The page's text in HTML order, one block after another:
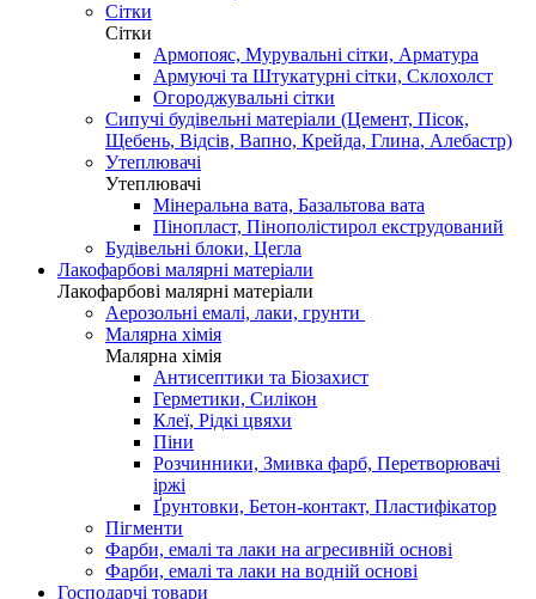
Сітки
Сітки
Армопояс, Мурувальні сітки, Арматура
Армуючі та Штукатурні сітки, Склохолст
Огороджувальні сітки
Сипучі будівельні матеріали (Цемент, Пісок,
Щебень, Відсів, Вапно, Крейда, Глина, Алебастр)
Утеплювачі
Утеплювачі
Мінеральна вата, Базальтова вата
Пінопласт, Пінополістирол екструдований
Будівельні блоки, Цегла
Лакофарбові малярні матеріали
Лакофарбові малярні матеріали
Аерозольні емалі, лаки, грунти
Малярна хімія
Малярна хімія
Антисептики та Біозахист
Герметики, Силікон
Клеї, Рідкі цвяхи
Піни
Розчинники, Змивка фарб, Перетворювачі
іржі
Ґрунтовки, Бетон-контакт, Пластифікатор
Пігменти
Фарби, емалі та лаки на агресивній основі
Фарби, емалі та лаки на водній основі
Господарчі товари